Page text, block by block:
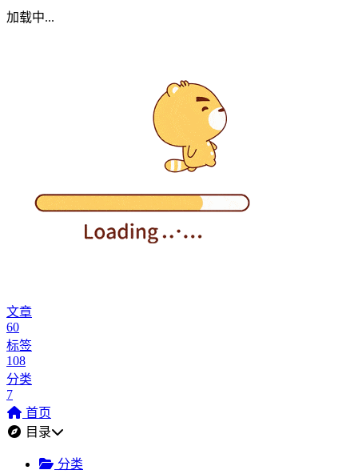
加载中...
文章
60
标签
108
分类
7
首页
目录
分类